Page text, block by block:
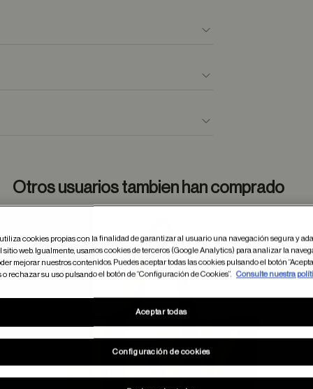
Otros usuarios tambien han comprado
en favoritos
cookies propias con la finalidad de garantizar al usuario una navegación segura y
sitio web. Igualmente, usamos cookies de terceros (Google Analytics) para analizar la
mejorar nuestros contenidos. Puedes aceptar todas las cookies pulsando el botón
rechazar su uso pulsando el botón de “Configuración de Cookies”.
Consulte nuestra
Configuración de cookies
Aceptar todas